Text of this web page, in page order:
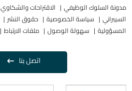
مدونة السلوك الوظيفي الاقتراحات والشكاوي
السيبراني
سياسة الخصوصية حقوق النشر
المسؤولية
سهولة الوصول ملفات الارتباط
اتصل بنا